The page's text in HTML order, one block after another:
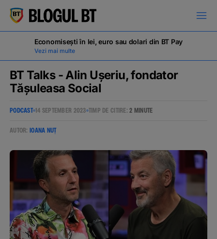
кириллица
Campanii
BT Pay
Evenimente
Podcast
Economisești în lei, euro sau dolari din BT Pay
Vezi mai multe
BT Talks - Alin Ușeriu, fondator
Tășuleasa Social
PODCAST 14 SEPTEMBER 2023 TIMP DE CITIRE:2 MINUTE
AUTOR: IOANA NUȚ